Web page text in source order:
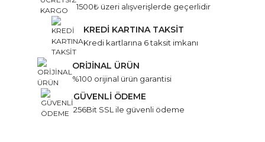
1500₺ üzeri alışverişlerde geçerlidir
KREDİ KARTINA TAKSİT
Kredi kartlarına 6 taksit imkanı
ORİJİNAL ÜRÜN
%100 orijinal ürün garantisi
GÜVENLİ ÖDEME
256Bit SSL ile güvenli ödeme